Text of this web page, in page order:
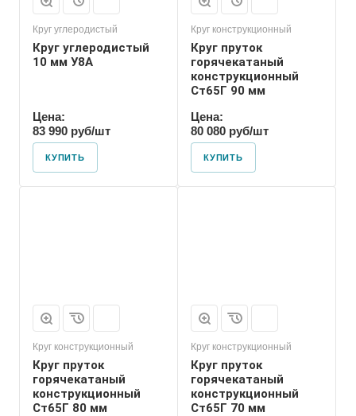
Круг углеродистый
Круг углеродистый
10 мм У8А
Цена:
83 990 руб/шт
КУПИТЬ
Круг конструкционный
Круг пруток
горячекатаный
конструкционный
Ст65Г 90 мм
Цена:
80 080 руб/шт
КУПИТЬ
Круг конструкционный
Круг пруток
горячекатаный
конструкционный
Ст65Г 80 мм
Круг конструкционный
Круг пруток
горячекатаный
конструкционный
Ст65Г 70 мм